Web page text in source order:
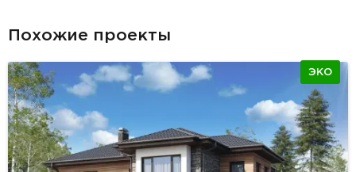
Похожие проекты
ЭКО